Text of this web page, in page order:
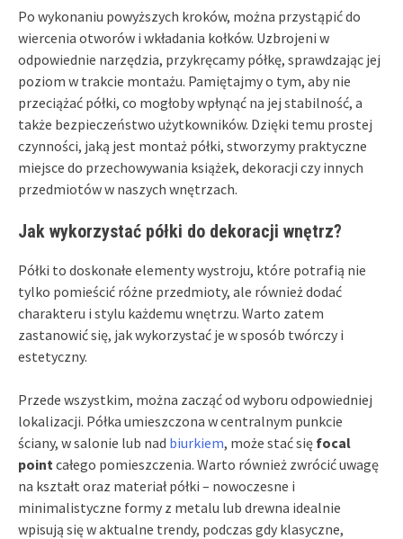
Po wykonaniu powyższych kroków, można przystąpić do
wiercenia otworów i wkładania kołków. Uzbrojeni w
odpowiednie narzędzia, przykręcamy półkę, sprawdzając jej
poziom w trakcie montażu. Pamiętajmy o tym, aby nie
przeciążać półki, co mogłoby wpłynąć na jej stabilność, a
także bezpieczeństwo użytkowników. Dzięki temu prostej
czynności, jaką jest montaż półki, stworzymy praktyczne
miejsce do przechowywania książek, dekoracji czy innych
przedmiotów w naszych wnętrzach.
Jak wykorzystać półki do dekoracji wnętrz?
Półki to doskonałe elementy wystroju, które potrafią nie
tylko pomieścić różne przedmioty, ale również dodać
charakteru i stylu każdemu wnętrzu. Warto zatem
zastanowić się, jak wykorzystać je w sposób twórczy i
estetyczny.
Przede wszystkim, można zacząć od wyboru odpowiedniej
lokalizacji. Półka umieszczona w centralnym punkcie
ściany, w salonie lub nad biurkiem, może stać się focal
point całego pomieszczenia. Warto również zwrócić uwagę
na kształt oraz materiał półki – nowoczesne i
minimalistyczne formy z metalu lub drewna idealnie
wpisują się w aktualne trendy, podczas gdy klasyczne,